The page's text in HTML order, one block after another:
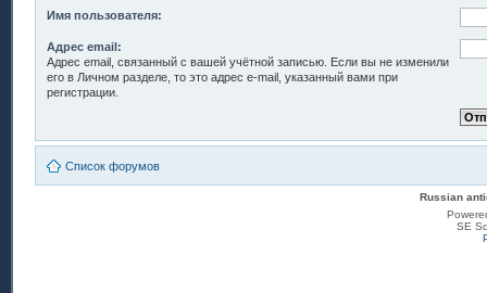
Имя пользователя:
Адрес email:
Адрес email, связанный с вашей учётной записью. Если вы не изменили
его в Личном разделе, то это адрес e-mail, указанный вами при
регистрации.
Список форумов
Russian
SE